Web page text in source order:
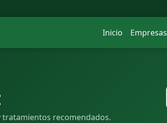
Inicio Empresas
tratamientos recomendados.